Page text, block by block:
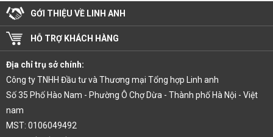
GỚI THIỆU VỀ LINH ANH
HỖ TRỢ KHÁCH HÀNG
Địa chỉ trụ sở chính:
Công ty TNHH Đầu tư và Thương mại Tổng hợp Linh anh
Số 35 Phố Hào Nam - Phường Ô Chợ Dừa - Thành phố Hà Nội - Việt
nam
MST: 0106049492